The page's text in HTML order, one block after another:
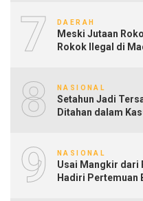
7 DAERAH
Meski Jutaan
Rokok Ilegal di
8 NASIONAL
Setahun Jadi
Ditahan dalam
9 NASIONAL
Usai Mangkir dari
Hadiri Pertemuan